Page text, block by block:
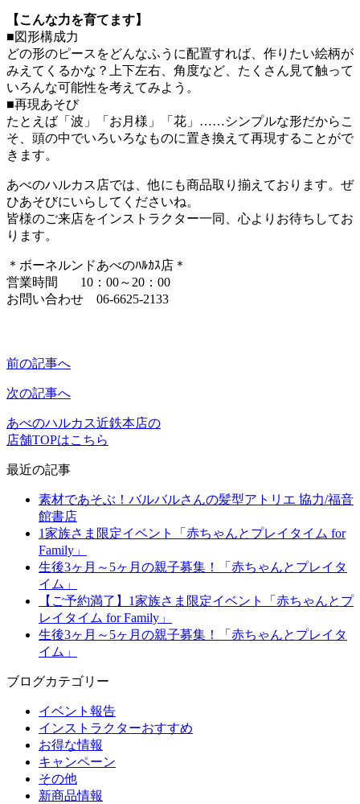
【こんな力を育てます】
■図形構成力
どの形のピースをどんなふうに配置すれば、作りたい絵柄が
みえてくるかな？上下左右、角度など、たくさん見て触って
いろんな可能性を考えてみよう。
■再現あそび
たとえば「波」「お月様」「花」……シンプルな形だからこ
そ、頭の中でいろいろなものに置き換えて再現することがで
きます。
あべのハルカス店では、他にも商品取り揃えております。ぜ
ひあそびにいらしてくださいね。
皆様のご来店をインストラクター一同、心よりお待ちしてお
ります。
＊ボーネルンドあべのﾊﾙｶｽ店＊
営業時間 10：00～20：00
お問い合わせ 06-6625-2133
前の記事へ
次の記事へ
あべのハルカス近鉄本店の
店舗TOPはこちら
最近の記事
素材であそぶ！バルバルさんの髪型アトリエ 協力/福音
館書店
1家族さま限定イベント「赤ちゃんとプレイタイム for
Family」
生後3ヶ月～5ヶ月の親子募集！「赤ちゃんとプレイタ
イム」
【ご予約満了】1家族さま限定イベント「赤ちゃんとプ
レイタイム for Family」
生後3ヶ月～5ヶ月の親子募集！「赤ちゃんとプレイタ
イム」
ブログカテゴリー
イベント報告
インストラクターおすすめ
お得な情報
キャンペーン
その他
新商品情報